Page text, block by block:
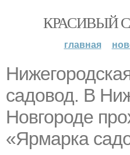
КРАСИВЫЙ
главная
садовод. В
Новгороде
«Ярмарка